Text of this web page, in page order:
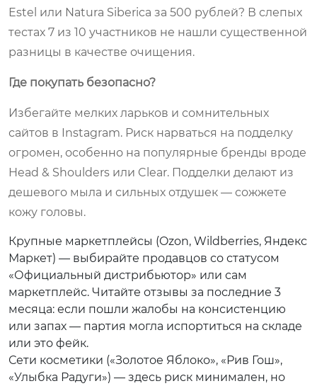
Estel или Natura Siberica за 500 рублей? В слепых
тестах 7 из 10 участников не нашли существенной
разницы в качестве очищения.
Где покупать безопасно?
Избегайте мелких ларьков и сомнительных
сайтов в Instagram. Риск нарваться на подделку
огромен, особенно на популярные бренды вроде
Head & Shoulders или Clear. Подделки делают из
дешевого мыла и сильных отдушек — сожжете
кожу головы.
Крупные маркетплейсы (Ozon, Wildberries, Яндекс
Маркет) — выбирайте продавцов со статусом
«Официальный дистрибьютор» или сам
маркетплейс. Читайте отзывы за последние 3
месяца: если пошли жалобы на консистенцию
или запах — партия могла испортиться на складе
или это фейк.
Сети косметики («Золотое Яблоко», «Рив Гош»,
«Улыбка Радуги») — здесь риск минимален, но